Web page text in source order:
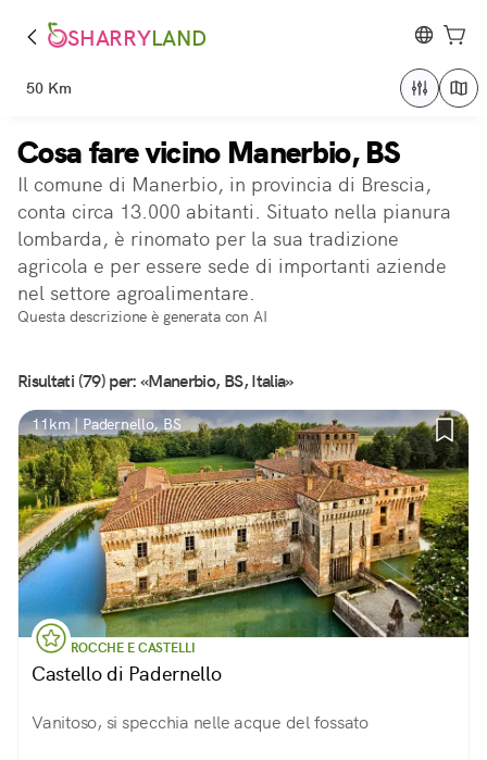
SHARRYLAND
50 Km
Cosa fare vicino Manerbio, BS
Il comune di Manerbio, in provincia di Brescia,
conta circa 13.000 abitanti. Situato nella pianura
lombarda, è rinomato per la sua tradizione
agricola e per essere sede di importanti aziende
nel settore agroalimentare.
Questa descrizione è generata con AI
Risultati (79) per: «Manerbio, BS, Italia»
11km | Padernello, BS
ROCCHE E CASTELLI
Castello di Padernello
Vanitoso, si specchia nelle acque del fossato